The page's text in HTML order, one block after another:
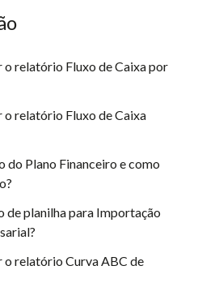
o relatório Fluxo de Caixa por
o relatório Fluxo de Caixa
do Plano Financeiro e como
de planilha para Importação
o relatório Curva ABC de